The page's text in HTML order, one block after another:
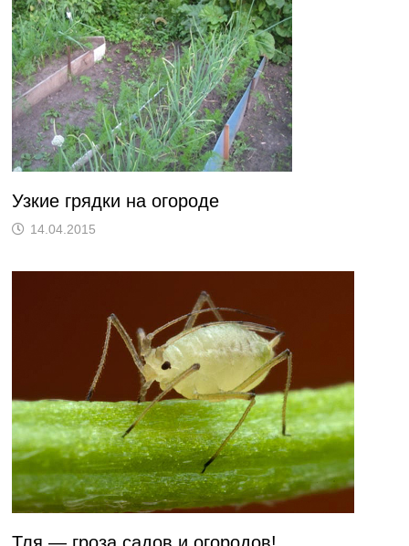
Узкие грядки на огороде
14.04.2015